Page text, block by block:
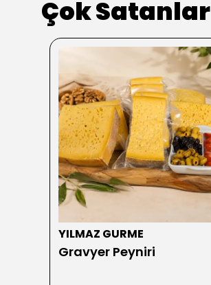
Çok Satanlar
YILMAZ GURME
Gravyer Peyniri